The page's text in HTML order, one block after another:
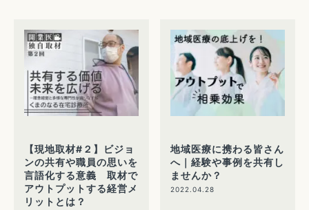
【現地取材#２】ビジョ
ンの共有や職員の思いを
言語化する意義 取材で
アウトプットする経営メ
リットとは？
地域医療に携わる皆さん
へ｜経験や事例を共有し
ませんか？
2022.04.28